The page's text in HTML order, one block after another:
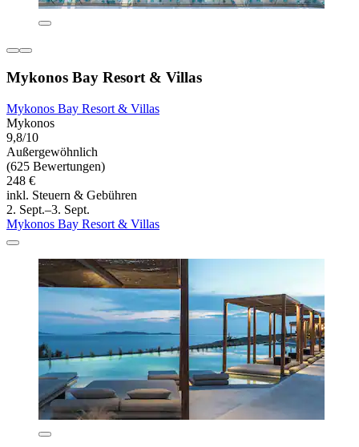
Mykonos Bay Resort & Villas
Mykonos Bay Resort & Villas
Mykonos
9,8/10
Außergewöhnlich
(625 Bewertungen)
248 €
inkl. Steuern & Gebühren
2. Sept.–3. Sept.
Mykonos Bay Resort & Villas